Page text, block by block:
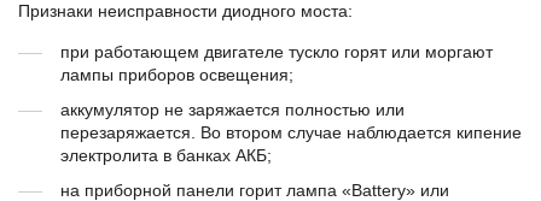
Признаки неисправности диодного моста:
при работающем двигателе тускло горят или моргают
лампы приборов освещения;
аккумулятор не заряжается полностью или
перезаряжается. Во втором случае наблюдается кипение
электролита в банках АКБ;
на приборной панели горит лампа «Battery» или